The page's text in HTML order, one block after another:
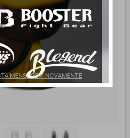
MENSAGEM NOVAMENTE